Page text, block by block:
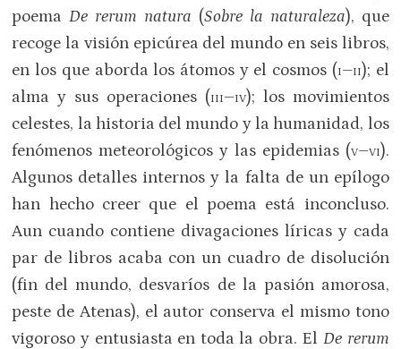
poemaDe rerum natura (Sobre la naturaleza), que
recoge la visión epicúrea del mundo en seis libros,
en los que aborda los átomos y el cosmos (i–ii); el
alma y sus operaciones (iii–iv); los movimientos
celestes, la historia del mundo y la humanidad, los
fenómenos meteorológicos y las epidemias (v–vi).
Algunos detalles internos y la falta de un epílogo
han hecho creer que el poema está inconcluso.
Aun cuando contiene divagaciones líricas y cada
par de libros acaba con un cuadro de disolución
(fin del mundo, desvaríos de la pasión amorosa,
peste de Atenas), el autor conserva el mismo tono
vigoroso y entusiasta en toda la obra. El De rerum